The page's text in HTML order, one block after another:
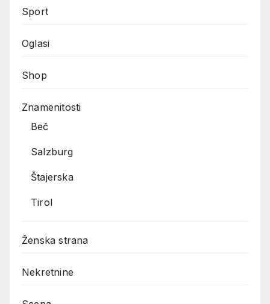
Sport
Oglasi
Shop
Znamenitosti
Beč
Salzburg
Štajerska
Tirol
Ženska strana
Nekretnine